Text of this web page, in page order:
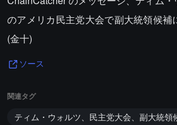
のアメリカ民主党大会で副大統領候補
(金十)
ソース
関連タグ
ティム・ウォルツ、民主党大会、副大統領